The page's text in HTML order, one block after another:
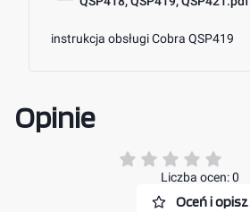
instrukcja obsługi Cobra QSP419
Opinie
Liczba ocen: 0
Oceń i opisz